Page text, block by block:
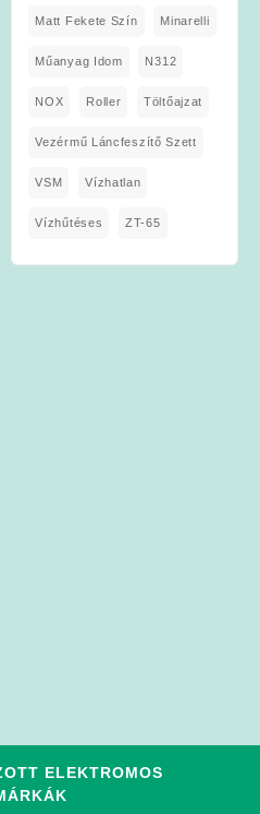
Matt Fekete Szín Minarelli
Műanyag Idom N312
NOX Roller Töltőajzat
Vezérmű Láncfeszítő Szett
VSM Vízhatlan
Vízhűtéses ZT-65
ELEKTROMOS